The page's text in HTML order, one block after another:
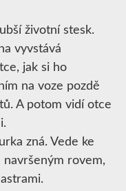
životní stesk.
vyvstává
jak si ho
na voze pozdě
A potom vidí otce
zná. Vede ke
navršeným rovem,